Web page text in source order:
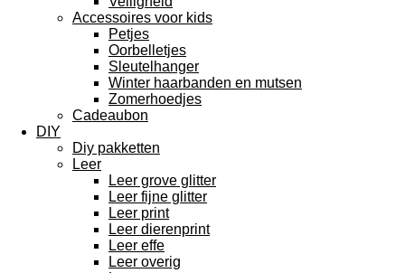
Accessoires voor kids
Petjes
Oorbelletjes
Sleutelhanger
Winter haarbanden en mutsen
Zomerhoedjes
Cadeaubon
DIY
Diy pakketten
Leer
Leer grove glitter
Leer fijne glitter
Leer print
Leer dierenprint
Leer effe
Leer overig